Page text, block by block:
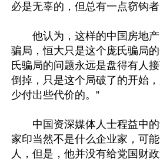
必是无辜的，但总有一点窃钩
他认为，这样的中国房地产
骗局，恒大只是这个庞氏骗局
氏骗局的问题永远是盘得有人
倒掉，只是这个局破了的开始
少付出些代价的。”
中国资深媒体人士程益中的
家印当然不是什么企业家，可
人，但是，他并没有给党国财